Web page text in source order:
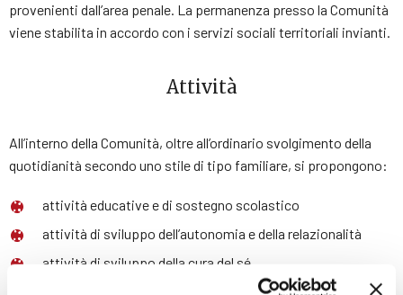
provenienti dall’area penale. La permanenza presso la Comunità
viene stabilita in accordo con i servizi sociali territoriali invianti.
Attività
All’interno della Comunità, oltre all’ordinario svolgimento della
quotidianità secondo uno stile di tipo familiare, si propongono:
attività educative e di sostegno scolastico
attività di sviluppo dell’autonomia e della relazionalità
attività di sviluppo della cura del sé
partecipazione ad attività sportive, ludiche, laboratoriali e